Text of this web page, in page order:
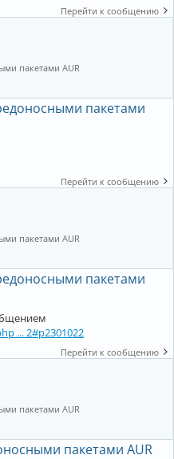
Перейти к сообщению
пакетами AUR
пакетами
Перейти к сообщению
пакетами AUR
пакетами
... 2#p2301022
Перейти к сообщению
пакетами AUR
пакетами AUR